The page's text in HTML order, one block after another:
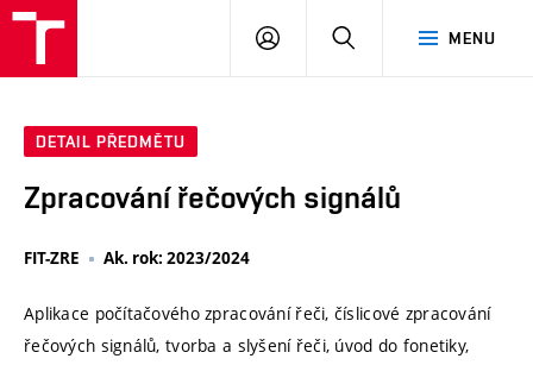
MENU
PŘIHLÁSIT
DETAIL PŘEDMĚTU
Zpracování řečových signálů
FIT-ZRE Ak. rok: 2023/2024
Aplikace počítačového zpracování řeči, číslicové zpracování
řečových signálů, tvorba a slyšení řeči, úvod do fonetiky,